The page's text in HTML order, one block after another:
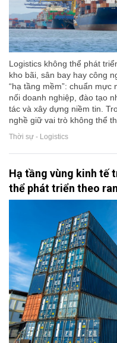
Logistics không thể phát
kho bãi, sân bay hay công
“hạ tầng mềm”: chuẩn
nối doanh nghiệp, đào tạo
tác và xây dựng niềm tin.
nghề giữ vai trò không thể
Thời sự - Logistics
Hạ tầng vùng kinh tế
thể phát triển theo